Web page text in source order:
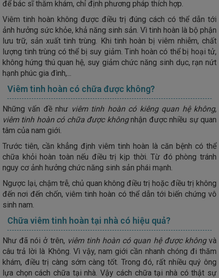
để bác sĩ thăm khám, chỉ định phương pháp thích hợp.
Viêm tinh hoàn không được điều trị đúng cách có thể dẫn tới
ảnh hưởng sức khỏe, khả năng sinh sản. Vì tinh hoàn là bộ phận
lưu trữ, sản xuất tinh trùng. Khi tinh hoàn bị viêm nhiễm, chất
lượng tinh trùng có thể bị suy giảm. Tinh hoàn có thể bị hoại tử,
không hứng thú quan hệ, suy giảm chức năng sinh dục, rạn nứt
hạnh phúc gia đình,...
Viêm tinh hoàn có chữa được không?
Những vấn đề như viêm tinh hoàn có kiêng quan hệ không,
viêm tinh hoàn có chữa được khôngnhận được nhiều sự quan
tâm của nam giới.
Trước tiên, cần khẳng định viêm tinh hoàn là căn bệnh có thể
chữa khỏi hoàn toàn nếu điều trị kịp thời. Từ đó phòng tránh
nguy cơ ảnh hưởng chức năng sinh sản phái mạnh.
Ngược lại, chậm trễ, chủ quan không điều trị hoặc điều trị không
đến nơi đến chốn, viêm tinh hoàn có thể dẫn tới biến chứng vô
sinh nam.
Chữa viêm tinh hoàn tại nhà có hiệu quả?
Như đã nói ở trên, viêm tinh hoàn có quan hệ được khôngvà
câu trả lời là Không. Vì vậy, nam giới cần nhanh chóng đi thăm
khám, điều trị càng sớm càng tốt. Trong đó, rất nhiều quý ông
lựa chọn cách chữa tại nhà. Vậy cách chữa tại nhà có thật sự